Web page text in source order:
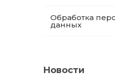
Обработка
данных
Новости